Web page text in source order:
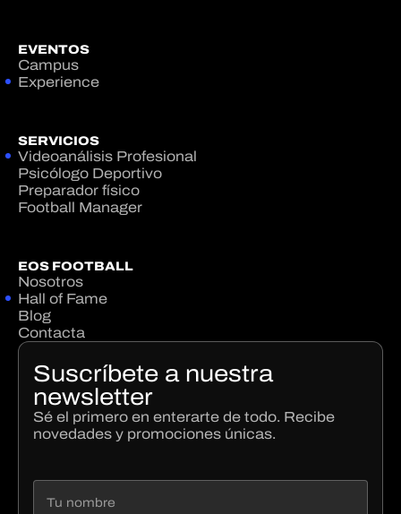
EVENTOS
Campus
Experience
SERVICIOS
Videoanálisis Profesional
Psicólogo Deportivo
Preparador físico
Football Manager
EOS FOOTBALL
Nosotros
Hall of Fame
Blog
Contacta
Suscríbete a nuestra
newsletter
Sé el primero en enterarte de todo. Recibe
novedades y promociones únicas.